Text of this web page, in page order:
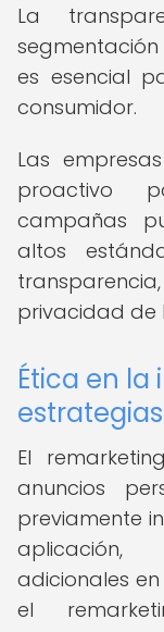
La
es esencial
consumidor.
Las
proactivo
campañas
altos
privacidad de
Ética en
El
anuncios
previamente
adicionales
el